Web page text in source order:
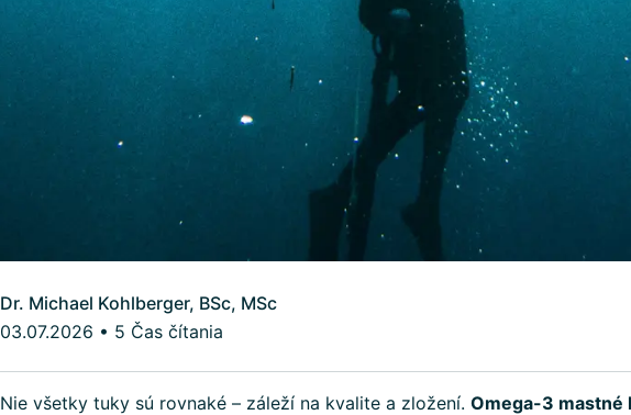
Dr. Michael Kohlberger, BSc, MSc
03.07.2026 • 5 Čas čítania
Nie všetky tuky sú rovnaké – záleží na kvalite a zložení. Omega-3 mastné